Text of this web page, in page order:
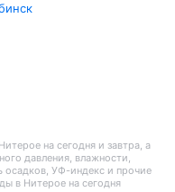
на сегодня и завтра, а
давления, влажности,
осадков, УФ-индекс и прочие
в Нитерое на сегодня